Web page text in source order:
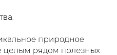
природное
целым рядом полезных